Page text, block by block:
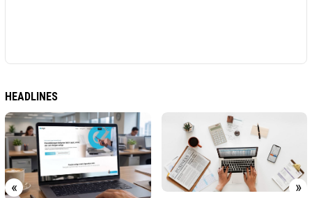
HEADLINES
« »